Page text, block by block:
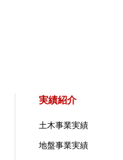
実績紹介
土木事業実績
地盤事業実績